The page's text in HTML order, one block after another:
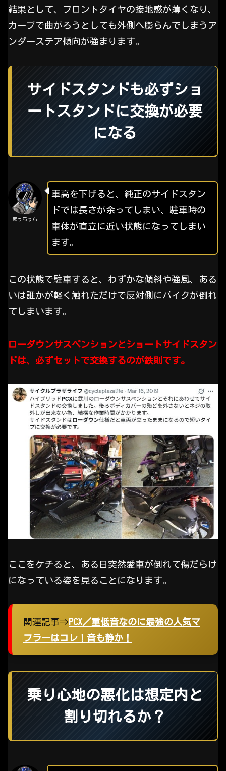
結果として、フロントタイヤの接地感が薄くなり、
カーブで曲がろうとしても外側へ膨らんでしまうア
ンダーステア傾向が強まります。
サイドスタンドも必ずショ
ートスタンドに交換が必要
になる
まっちゃん
車高を下げると、純正のサイドスタン
ドでは長さが余ってしまい、駐車時の
車体が直立に近い状態になってしまい
ます。
この状態で駐車すると、わずかな傾斜や強風、ある
いは誰かが軽く触れただけで反対側にバイクが倒れ
てしまいます。
ローダウンサスペンションとショートサイドスタン
ドは、必ずセットで交換するのが鉄則です。
ここをケチると、ある日突然愛車が倒れて傷だらけ
になっている姿を見ることになります。
関連記事⇒ PCX／重低音なのに最強の人気マ
フラーはコレ！音も静か！
乗り心地の悪化は想定内と
割り切れるか？